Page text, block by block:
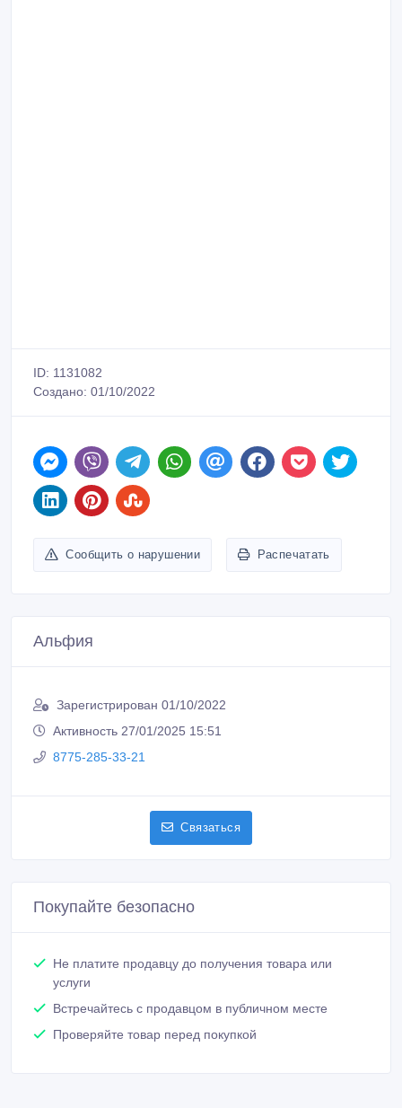
ID: 1131082
Создано: 01/10/2022
Сообщить о нарушении Распечатать
Альфия
Зарегистрирован 01/10/2022
Активность 27/01/2025 15:51
8775-285-33-21
Связаться
Покупайте безопасно
Не платите продавцу до получения товара или
услуги
Встречайтесь с продавцом в публичном месте
Проверяйте товар перед покупкой